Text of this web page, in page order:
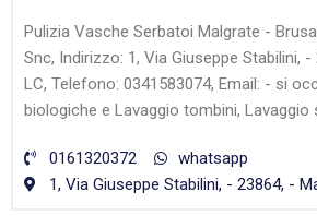
Pulizia Vasche Serbatoi Malgrate -
Snc, Indirizzo: 1, Via Giuseppe Stabilini,
LC, Telefono: 0341583074, Email: - si
biologiche e Lavaggio tombini, Lavaggio
0161320372
whatsapp
1, Via Giuseppe Stabilini, - 23864, -